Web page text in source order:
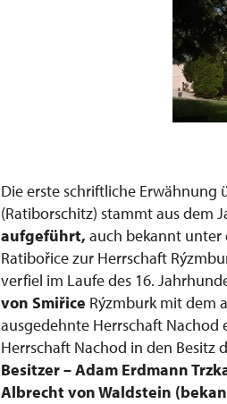
Die erste schriftliche Erwähnung
(Ratiborschitz) stammt aus dem
aufgeführt, auch bekannt unter
Ratibořice zur Herrschaft
verfiel im Laufe des 16.
von Smiřice Rýzmburk mit dem
ausgedehnte Herrschaft Nachod
Herrschaft Nachod in den Besitz
Besitzer – Adam Erdmann
Albrecht von Waldstein